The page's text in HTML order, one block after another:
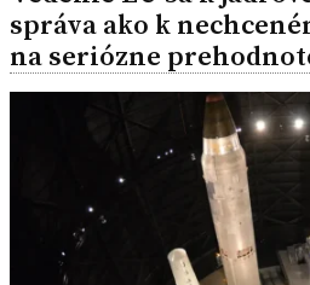
správa ako k
na seriózne